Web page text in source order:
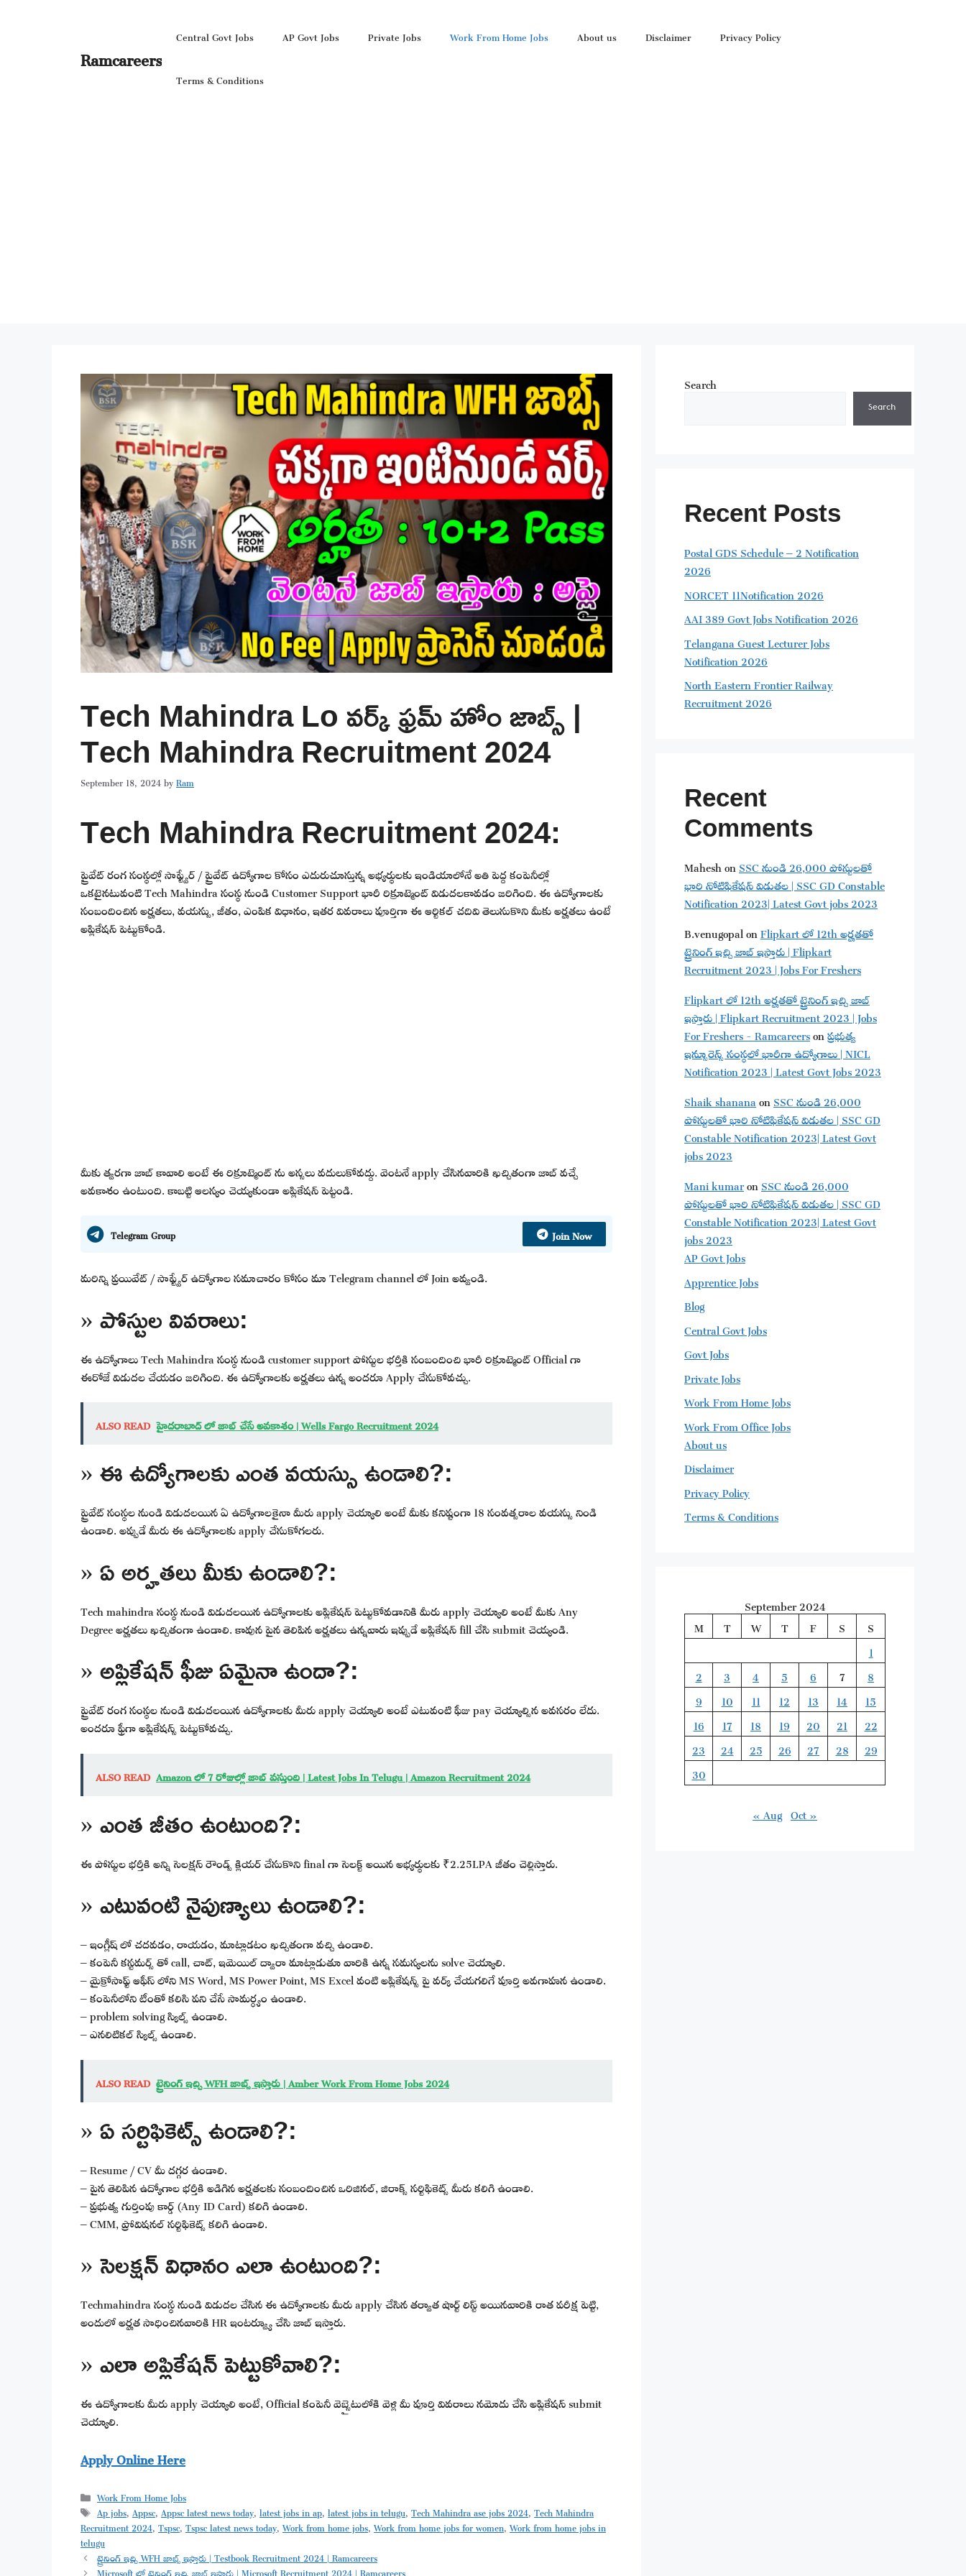
Ramcareers
Central Govt Jobs AP Govt Jobs Private Jobs Work From Home Jobs About us Disclaimer
Privacy Policy
Terms & Conditions
Tech Mahindra Lo వర్క్ ఫ్రమ్ హోం జాబ్స్ |
Tech Mahindra Recruitment 2024
September 18, 2024byRam
Tech Mahindra Recruitment 2024:
ప్రైవేట్ రంగ సంస్థల్లో సాఫ్ట్వేర్ / ప్రైవేట్ ఉద్యోగాల కోసం ఎదురుచూస్తున్న అభ్యర్థులకు ఇండియాలోనే అతి పెద్ద కంపెనీల్లో
ఒకటైనటువంటి Tech Mahindra సంస్థ నుండి Customer Support భారీ రిక్రూట్మెంట్ విడుదలకావడం జరిగింది. ఈ ఉద్యోగాలకు
సంబందించిన అర్హతలు, వయస్సు, జీతం, ఎంపిక విధానం, ఇతర వివరాలు పూర్తిగా ఈ ఆర్టికల్ చదివి తెలుసుకొని మీకు అర్హతలు ఉంటే
అప్లికేషన్ పెట్టుకోండి.
మీకు త్వరగా జాబ్ కావాలి అంటే ఈ రిక్రూట్మెంట్ ను అస్సలు వదులుకోవద్దు. వెంటనే apply చేసినవారికి ఖచ్చితంగా జాబ్ వచ్చే
అవకాశం ఉంటుంది. కాబట్టి ఆలస్యం చెయ్యకుండా అప్లికేషన్ పెట్టండి.
Telegram Group Join Now
మరిన్ని ప్రయివేట్ / సాఫ్ట్వేర్ ఉద్యోగాల సమాచారం కోసం మా Telegram channel లో Join అవ్వండి.
» పోస్టుల వివరాలు:
ఈ ఉద్యోగాలు Tech Mahindra సంస్థ నుండి customer support పోస్టుల భర్తీకి సంబందించి భారీ రిక్రూట్మెంట్ Official గా
ఈరోజే విడుదల చేయడం జరిగింది. ఈ ఉద్యోగాలకు అర్హతలు ఉన్న అందరూ Apply చేసుకోవచ్చు.
ALSO READ హైదరాబాద్ లో జాబ్ చేసే అవకాశం | Wells Fargo Recruitment 2024
» ఈ ఉద్యోగాలకు ఎంత వయస్సు ఉండాలి?:
ప్రైవేట్ సంస్థల నుండి విడుదలయిన ఏ ఉద్యోగాలకైనా మీరు apply చెయ్యాలి అంటే మీకు కనిష్టంగా 18 సంవత్సరాల వయస్సు నిండి
ఉండాలి. అప్పుడే మీరు ఈ ఉద్యోగాలకు apply చేసుకోగలరు.
» ఏ అర్హతలు మీకు ఉండాలి?:
Tech mahindra సంస్థ నుండి విడుదలయిన ఉద్యోగాలకు అప్లికేషన్ పెట్టుకోవడానికి మీరు apply చెయ్యాలి అంటే మీకు Any
Degree అర్హతలు ఖచ్చితంగా ఉండాలి. కావున పైన తెలిపిన అర్హతలు ఉన్నవారు ఇప్పుడే అప్లికేషన్ fill చేసి submit చెయ్యండి.
» అప్లికేషన్ ఫీజు ఏమైనా ఉందా?:
ప్రైవేట్ రంగ సంస్థల నుండి విడుదలయిన ఉద్యోగాలకు మీరు apply చెయ్యాలి అంటే ఎటువంటి ఫీజు pay చెయ్యాల్సిన అవసరం లేదు.
అందరూ ఫ్రీగా అప్లికేషన్స్ పెట్టుకోవచ్చు.
ALSO READ Amazon లో 7 రోజుల్లో జాబ్ వస్తుంది | Latest Jobs In Telugu | Amazon Recruitment 2024
» ఎంత జీతం ఉంటుంది?:
ఈ పోస్టుల భర్తీకి అన్ని సెలక్షన్ రౌండ్స్ క్లియర్ చేసుకొని final గా సెలక్ట్ అయిన అభ్యర్థులకు ₹2.25LPA జీతం చెల్లిస్తారు.
» ఎటువంటి నైపుణ్యాలు ఉండాలి?:
– ఇంగ్లీష్ లో చదవడం, రాయడం, మాట్లాడటం ఖచ్చితంగా వచ్చి ఉండాలి.
– కంపెనీ కస్టమర్స్ తో call, చాట్, ఇమెయిల్ ద్వారా మాట్లాడుతూ వారికి ఉన్న సమస్యలను solve చెయ్యాలి.
– మైక్రోసాఫ్ట్ ఆఫీస్ లోని MS Word, MS Power Point, MS Excel వంటి అప్లికేషన్స్ పై వర్క్ చేయగలిగే పూర్తి అవగాహన ఉండాలి.
– కంపెనీలోని టీంతో కలిసి పని చేసే సామర్ధ్యం ఉండాలి.
– problem solving స్కిల్స్ ఉండాలి.
– ఎనలిటికల్ స్కిల్స్ ఉండాలి.
ALSO READ ట్రైనింగ్ ఇచ్చి WFH జాబ్స్ ఇస్తారు | Amber Work From Home Jobs 2024
» ఏ సర్టిఫికెట్స్ ఉండాలి?:
– Resume / CV మీ దగ్గర ఉండాలి.
– పైన తెలిపిన ఉద్యోగాల భర్తీకి అడిగిన అర్హతలకు సంబందించిన ఒరిజినల్, జిరాక్స్ సర్టిఫికెట్స్ మీరు కలిగి ఉండాలి.
– ప్రభుత్వ గుర్తింపు కార్డ్ (Any ID Card) కలిగి ఉండాలి.
– CMM, ప్రోవిషనల్ సర్టిఫికెట్స్ కలిగి ఉండాలి.
» సెలక్షన్ విధానం ఎలా ఉంటుంది?:
Techmahindra సంస్థ నుండి విడుదల చేసిన ఈ ఉద్యోగాలకు మీరు apply చేసిన తర్వాత షార్ట్ లిస్ట్ అయినవారికి రాత పరీక్ష పెట్టి,
అందులో అర్హత సాధించినవారికి HR ఇంటర్వ్యూ చేసి జాబ్ ఇస్తారు.
» ఎలా అప్లికేషన్ పెట్టుకోవాలి?:
ఈ ఉద్యోగాలకు మీరు apply చెయ్యాలి అంటే, Official కంపెనీ వెబ్సైటులోకి వెళ్లి మీ పూర్తి వివరాలు నమోదు చేసి అప్లికేషన్ submit
చెయ్యాలి.
Apply Online Here
Categories
Work From Home Jobs
Tags
Ap jobs,Appsc,Appsc latest news today,latest jobs in ap,latest jobs in telugu,Tech Mahindra ase jobs 2024,Tech Mahindra
Recruitment 2024,Tspsc,Tspsc latest news today,Work from home jobs,Work from home jobs for women,Work from home jobs in
telugu
ట్రైనింగ్ ఇచ్చి WFH జాబ్స్ ఇస్తారు | Testbook Recruitment 2024 | Ramcareers
Search
Search
Recent Posts
Postal GDS Schedule – 2 Notification
2026
NORCET 11Notification 2026
AAI 389 Govt Jobs Notification 2026
Telangana Guest Lecturer Jobs
Notification 2026
North Eastern Frontier Railway
Recruitment 2026
Recent
Comments
MaheshonSSC నుండి 26,000 పోస్టులతో
భారి నోటిఫికేషన్ విడుతల | SSC GD Constable
Notification 2023| Latest Govt jobs 2023
B.venugopalonFlipkart లో 12th అర్హతతో
ట్రైనింగ్ ఇచ్చి జాబ్ ఇస్తారు | Flipkart
Recruitment 2023 | Jobs For Freshers
Flipkart లో 12th అర్హతతో ట్రైనింగ్ ఇచ్చి జాబ్
ఇస్తారు | Flipkart Recruitment 2023 | Jobs
For Freshers - Ramcareersonప్రభుత్వ
ఇన్సూరెన్స్ సంస్థలో భారీగా ఉద్యోగాలు | NICL
Notification 2023 | Latest Govt Jobs 2023
Shaik shananaonSSC నుండి 26,000
పోస్టులతో భారి నోటిఫికేషన్ విడుతల | SSC GD
Constable Notification 2023| Latest Govt
jobs 2023
Mani kumaronSSC నుండి 26,000
పోస్టులతో భారి నోటిఫికేషన్ విడుతల | SSC GD
Constable Notification 2023| Latest Govt
jobs 2023
AP Govt Jobs
Apprentice Jobs
Blog
Central Govt Jobs
Govt Jobs
Private Jobs
Work From Home Jobs
Work From Office Jobs
About us
Disclaimer
Privacy Policy
Terms & Conditions
September 2024
M
T W T F S
S
1
2
3 4 5 6 7
8
9
10 11 12 13 14
15
16
17 18 19 20 21
22
23
24 25 26 27 28
29
30
« Aug Oct »